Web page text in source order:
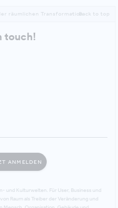
räumlichen TransformationBack to top
touch!
ANMELDEN
und Kulturwelten. Für User, Business und
Raum als Treiber der Veränderung und